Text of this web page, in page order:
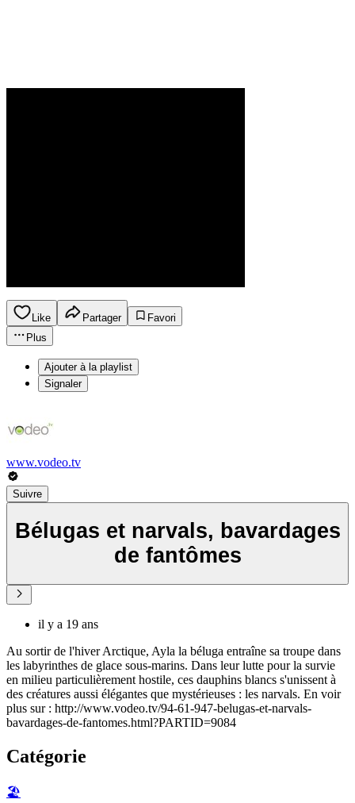
Like Partager
Favori
Plus
Ajouter à la playlist
Signaler
www.vodeo.tv
Suivre
Bélugas et narvals, bavardages
de fantômes
il y a 19 ans
Au sortir de l'hiver Arctique, Ayla la béluga entraîne sa troupe dans
les labyrinthes de glace sous-marins. Dans leur lutte pour la survie
en milieu particulièrement hostile, ces dauphins blancs s'unissent à
des créatures aussi élégantes que mystérieuses : les narvals. En voir
plus sur : http://www.vodeo.tv/94-61-947-belugas-et-narvals-
bavardages-de-fantomes.html?PARTID=9084
Catégorie
🏖